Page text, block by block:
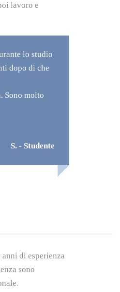
lavoro e
lo studio
dopo di che
Sono molto
S. - Studente
di esperienza
sono